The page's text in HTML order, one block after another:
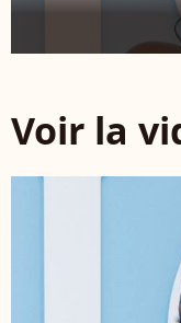
Voir la